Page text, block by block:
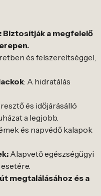
Biztosítják a megfelelő
és felszereltséggel,
: A hidratálás
és időjárásálló
a legjobb.
és napvédő kalapok
Alapvető egészségügyi
megtalálásához és a